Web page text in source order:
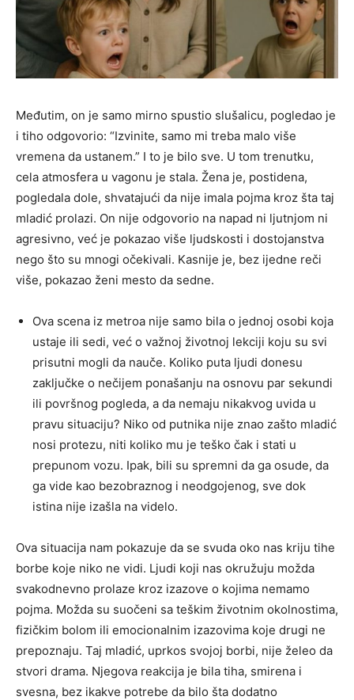
Međutim, on je samo mirno spustio slušalicu, pogledao je
i tiho odgovorio: “Izvinite, samo mi treba malo više
vremena da ustanem.” I to je bilo sve. U tom trenutku,
cela atmosfera u vagonu je stala. Žena je, postidena,
pogledala dole, shvatajući da nije imala pojma kroz šta taj
mladić prolazi. On nije odgovorio na napad ni ljutnjom ni
agresivno, već je pokazao više ljudskosti i dostojanstva
nego što su mnogi očekivali. Kasnije je, bez ijedne reči
više, pokazao ženi mesto da sedne.
Ova scena iz metroa nije samo bila o jednoj osobi koja
ustaje ili sedi, već o važnoj životnoj lekciji koju su svi
prisutni mogli da nauče. Koliko puta ljudi donesu
zaključke o nečijem ponašanju na osnovu par sekundi
ili površnog pogleda, a da nemaju nikakvog uvida u
pravu situaciju? Niko od putnika nije znao zašto mladić
nosi protezu, niti koliko mu je teško čak i stati u
prepunom vozu. Ipak, bili su spremni da ga osude, da
ga vide kao bezobraznog i neodgojenog, sve dok
istina nije izašla na videlo.
Ova situacija nam pokazuje da se svuda oko nas kriju tihe
borbe koje niko ne vidi. Ljudi koji nas okružuju možda
svakodnevno prolaze kroz izazove o kojima nemamo
pojma. Možda su suočeni sa teškim životnim okolnostima,
fizičkim bolom ili emocionalnim izazovima koje drugi ne
prepoznaju. Taj mladić, uprkos svojoj borbi, nije želeo da
stvori drama. Njegova reakcija je bila tiha, smirena i
svesna, bez ikakve potrebe da bilo šta dodatno